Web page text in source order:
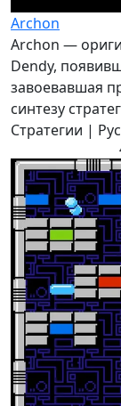
Archon
Archon —
Dendy,
завоевавшая
синтезу
Стратегии |